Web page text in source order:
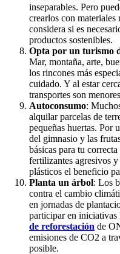
inseparables. Pero
crearlos con materiales
considera si es
productos sostenibles.
Opta por un turismo
Mar, montaña, arte,
los rincones más
cuidado. Y al estar
transportes son
Autoconsumo:
alquilar parcelas de
pequeñas huertas. Por
del gimnasio y las
básicas para tu
fertilizantes agresivos
plásticos el beneficio
Planta un árbol: Los
contra el cambio
en jornadas de
participar en iniciativas
de reforestación de
emisiones de CO2 a
posible.